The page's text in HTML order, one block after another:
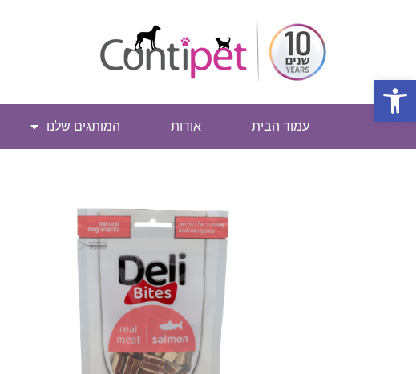
פתח סרגל נגישות
עמוד הבית אודות המותגים שלנו